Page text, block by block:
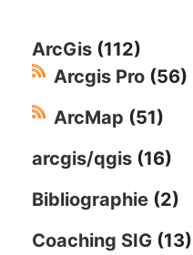
ArcGis (112)
Arcgis Pro (56)
ArcMap (51)
arcgis/qgis (16)
Bibliographie (2)
Coaching SIG (13)